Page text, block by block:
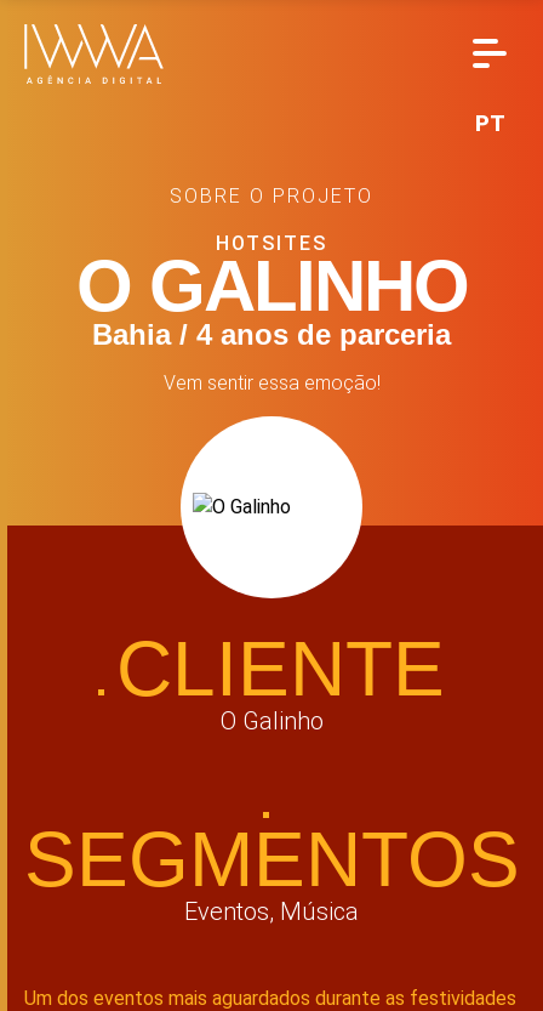
PT
SOBRE O PROJETO
HOTSITES
O GALINHO
Bahia / 4 anos de parceria
Vem sentir essa emoção!
CLIENTE
O Galinho
SEGMENTOS
Eventos, Música
Um dos eventos mais aguardados durante as festividades